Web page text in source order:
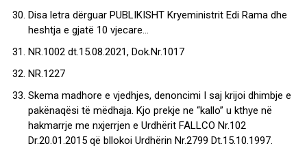
Disa letra dërguar PUBLIKISHT Kryeministrit Edi Rama dhe
heshtja e gjatë 10 vjecare…
NR.1002 dt.15.08.2021, Dok.Nr.1017
NR.1227
Skema madhore e vjedhjes, denoncimi I saj krijoi dhimbje e
pakënaqësi të mëdhaja. Kjo prekje ne “kallo” u kthye në
hakmarrje me nxjerrjen e Urdhërit FALLCO Nr.102
Dr.20.01.2015 që bllokoi Urdhërin Nr.2799 Dt.15.10.1997.